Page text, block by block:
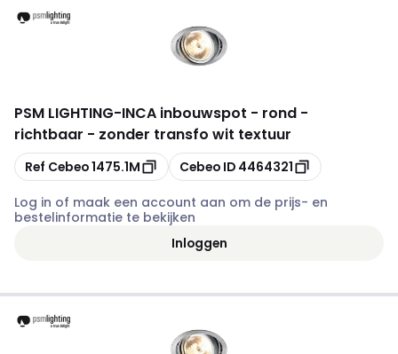
PSM LIGHTING-INCA inbouwspot - rond -
richtbaar - zonder transfo wit textuur
Kopiëren
Ref Cebeo1475.1M Kopiëren
Cebeo ID 4464321
Log in of maak een account aan om de prijs- en
bestelinformatie te bekijken
Inloggen